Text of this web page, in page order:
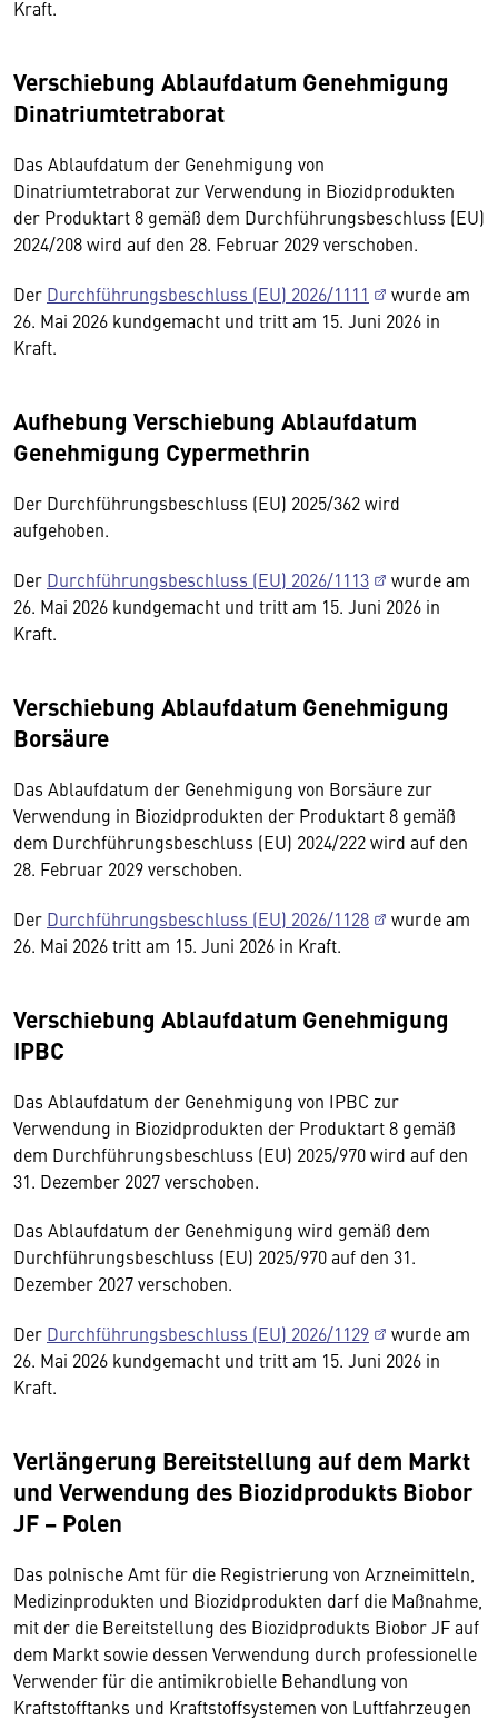
Kraft.
Verschiebung Ablaufdatum Genehmigung
Dinatriumtetraborat
Das Ablaufdatum der Genehmigung von
Dinatriumtetraborat zur Verwendung in Biozidprodukten
der Produktart 8 gemäß dem Durchführungsbeschluss (EU)
2024/208 wird auf den 28. Februar 2029 verschoben.
Der Durchführungsbeschluss (EU) 2026/1111
wurde am
26. Mai 2026 kundgemacht und tritt am 15. Juni 2026 in
Kraft.
Aufhebung Verschiebung Ablaufdatum
Genehmigung Cypermethrin
Der Durchführungsbeschluss (EU) 2025/362 wird
aufgehoben.
Der Durchführungsbeschluss (EU) 2026/1113
wurde am
26. Mai 2026 kundgemacht und tritt am 15. Juni 2026 in
Kraft.
Verschiebung Ablaufdatum Genehmigung
Borsäure
Das Ablaufdatum der Genehmigung von Borsäure zur
Verwendung in Biozidprodukten der Produktart 8 gemäß
dem Durchführungsbeschluss (EU) 2024/222 wird auf den
28. Februar 2029 verschoben.
Der Durchführungsbeschluss (EU) 2026/1128
wurde am
26. Mai 2026 tritt am 15. Juni 2026 in Kraft.
Verschiebung Ablaufdatum Genehmigung
IPBC
Das Ablaufdatum der Genehmigung von IPBC zur
Verwendung in Biozidprodukten der Produktart 8 gemäß
dem Durchführungsbeschluss (EU) 2025/970 wird auf den
31. Dezember 2027 verschoben.
Das Ablaufdatum der Genehmigung wird gemäß dem
Durchführungsbeschluss (EU) 2025/970 auf den 31.
Dezember 2027 verschoben.
Der Durchführungsbeschluss (EU) 2026/1129
wurde am
26. Mai 2026 kundgemacht und tritt am 15. Juni 2026 in
Kraft.
Verlängerung Bereitstellung auf dem Markt
und Verwendung des Biozidprodukts Biobor
JF − Polen
Das polnische Amt für die Registrierung von Arzneimitteln,
Medizinprodukten und Biozidprodukten darf die Maßnahme,
mit der die Bereitstellung des Biozidprodukts Biobor JF auf
dem Markt sowie dessen Verwendung durch professionelle
Verwender für die antimikrobielle Behandlung von
Kraftstofftanks und Kraftstoffsystemen von Luftfahrzeugen